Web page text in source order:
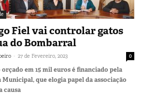
Fiel vai controlar gatos
do Bombarral
- 27 de Fevereiro, 2023 0
em 15 mil euros é financiado pela
Municipal, que elogia papel da associação
causa